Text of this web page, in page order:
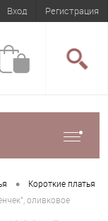
Вход Регистрация
• Короткие платья
оливковое